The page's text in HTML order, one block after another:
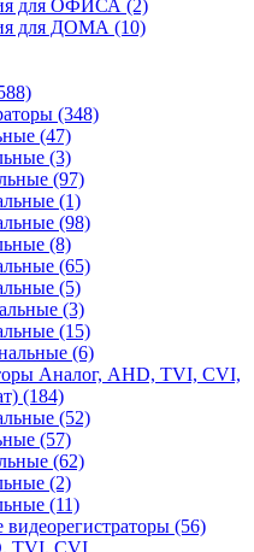
для ОФИСА (2)
для ДОМА (10)
(348)
(47)
(3)
(97)
(1)
(98)
(8)
(65)
(5)
(3)
(15)
(6)
Аналог, AHD, TVI, CVI,
(184)
(52)
(57)
(62)
(2)
(11)
(56)
TVI, CVI